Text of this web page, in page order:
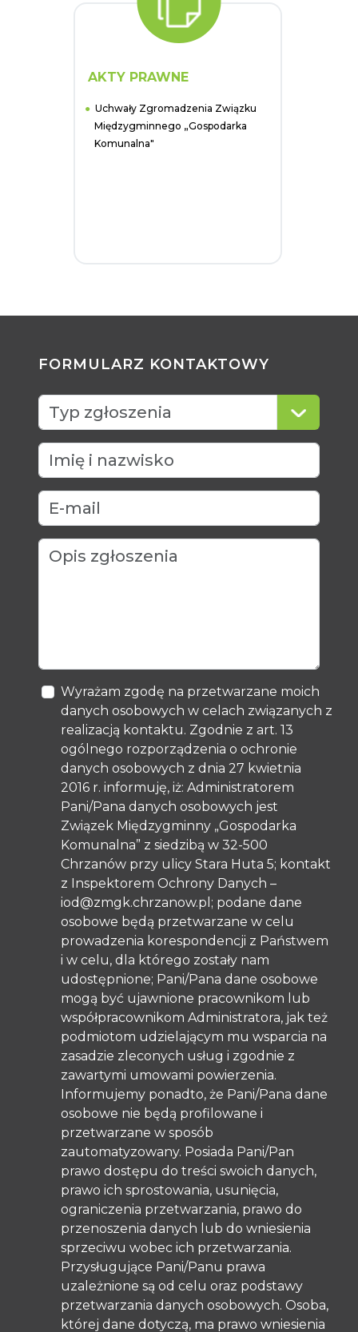
AKTY PRAWNE
Uchwały Zgromadzenia Związku
Międzygminnego „Gospodarka
Komunalna"
FORMULARZ KONTAKTOWY
Wyrażam zgodę na przetwarzane moich
danych osobowych w celach związanych z
realizacją kontaktu. Zgodnie z art. 13
ogólnego rozporządzenia o ochronie
danych osobowych z dnia 27 kwietnia
2016 r. informuję, iż: Administratorem
Pani/Pana danych osobowych jest
Związek Międzygminny „Gospodarka
Komunalna” z siedzibą w 32-500
Chrzanów przy ulicy Stara Huta 5; kontakt
z Inspektorem Ochrony Danych –
iod@zmgk.chrzanow.pl; podane dane
osobowe będą przetwarzane w celu
prowadzenia korespondencji z Państwem
i w celu, dla którego zostały nam
udostępnione; Pani/Pana dane osobowe
mogą być ujawnione pracownikom lub
współpracownikom Administratora, jak też
podmiotom udzielającym mu wsparcia na
zasadzie zleconych usług i zgodnie z
zawartymi umowami powierzenia.
Informujemy ponadto, że Pani/Pana dane
osobowe nie będą profilowane i
przetwarzane w sposób
zautomatyzowany. Posiada Pani/Pan
prawo dostępu do treści swoich danych,
prawo ich sprostowania, usunięcia,
ograniczenia przetwarzania, prawo do
przenoszenia danych lub do wniesienia
sprzeciwu wobec ich przetwarzania.
Przysługujące Pani/Panu prawa
uzależnione są od celu oraz podstawy
przetwarzania danych osobowych. Osoba,
której dane dotyczą, ma prawo wniesienia